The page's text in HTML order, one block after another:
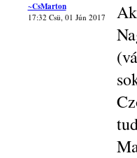
~CsMarton
17:32 Csü, 01 Jún 2017